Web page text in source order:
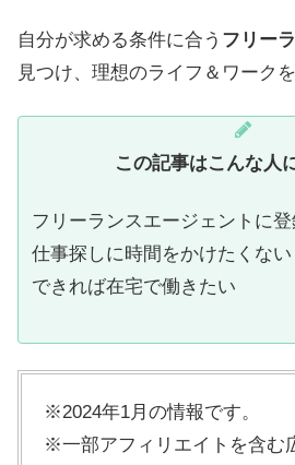
自分が求める条件に合う フリー
見つけ、理想のライフ＆ワーク
この記事はこんな人
フリーランスエージェントに
仕事探しに時間をかけたくない
できれば在宅で働きたい
※2024年1月の情報です。
※一部アフィリエイトを含む